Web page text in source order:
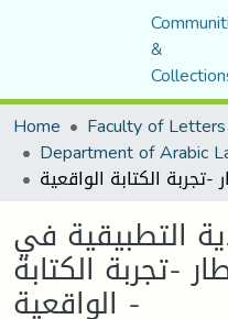
&
Home
التطبيقية في
-تجربة الكتابة
الواقعية -